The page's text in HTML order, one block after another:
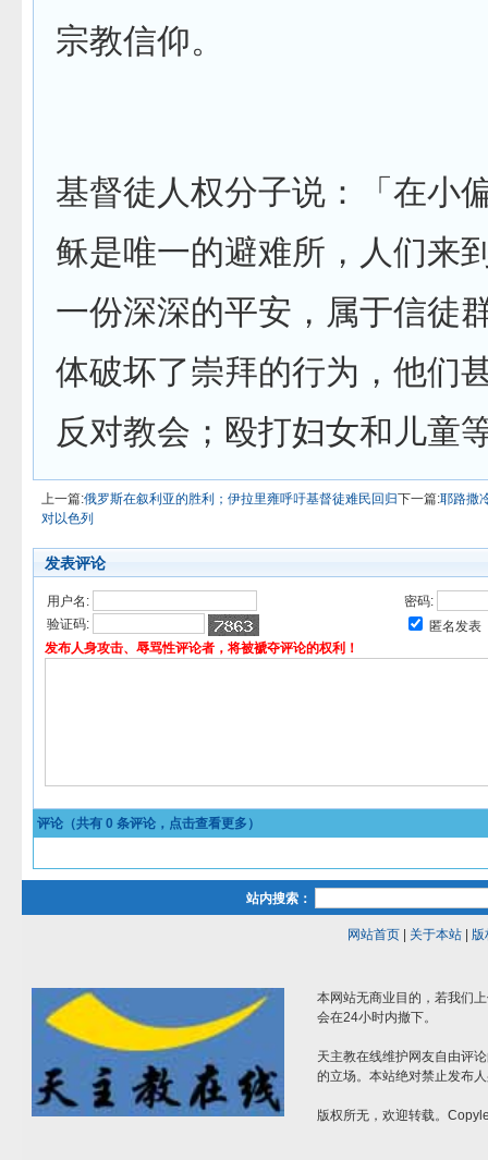
宗教信仰。
基督徒人权分子说：「在小
稣是唯一的避难所，人们来
一份深深的平安，属于信徒
体破坏了崇拜的行为，他们
反对教会；殴打妇女和儿童
上一篇:俄罗斯在叙利亚的胜利；伊拉里雍呼吁基督徒难民回归下一篇:耶路撒
对以色列
发表评论
用户名:
密码:
验证码:
匿名发表
发布人身攻击、辱骂性评论者，将被褫夺评论的权利！
评论（共有 0 条评论，点击查看更多）
站内搜索：
网站首页| 关于本站| 版
本网站无商业目的，若我们
会在24小时内撤下。
天主教在线维护网友自由评
的立场。本站绝对禁止发布
版权所无，欢迎转载。